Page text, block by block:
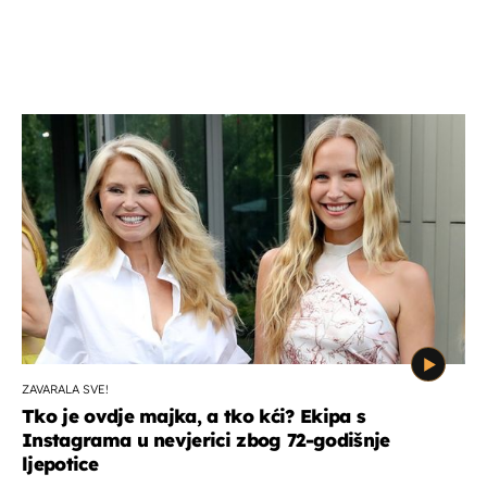
ZAVARALA SVE!
Tko je ovdje majka, a tko kći? Ekipa s
Instagrama u nevjerici zbog 72-godišnje
ljepotice